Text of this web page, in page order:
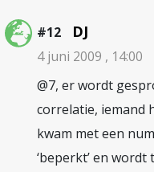
#12 DJ
4 juni 2009 , 14:00
@7, er wordt
correlatie, iemand
kwam met een
‘beperkt’ en